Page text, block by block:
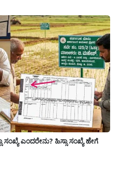
ಪಡೆಯಲು ವಿದ್ಯಾರ್ಥಿಗಳಿಗೆ ಅರ್ಜಿ ಸಲ್ಲಿಸಲು
ಎಂದರೇನು? ಹಿಸ್ಸಾ ಸಂಖ್ಯೆ ಹೇಗೆ